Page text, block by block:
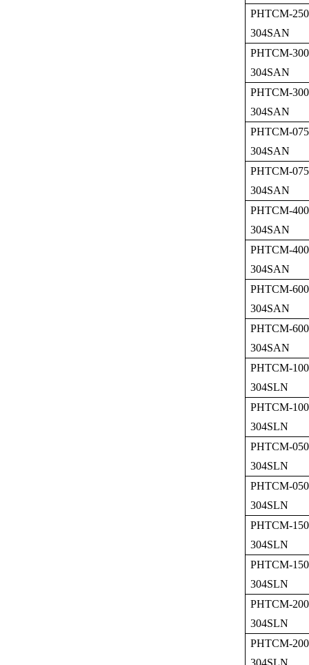
PHTCM-
304SAN
PHTCM-
304SAN
PHTCM-
304SAN
PHTCM-
304SAN
PHTCM-
304SAN
PHTCM-
304SAN
PHTCM-
304SAN
PHTCM-
304SAN
PHTCM-
304SAN
PHTCM-
304SLN
PHTCM-
304SLN
PHTCM-
304SLN
PHTCM-
304SLN
PHTCM-
304SLN
PHTCM-
304SLN
PHTCM-
304SLN
PHTCM-
304SLN